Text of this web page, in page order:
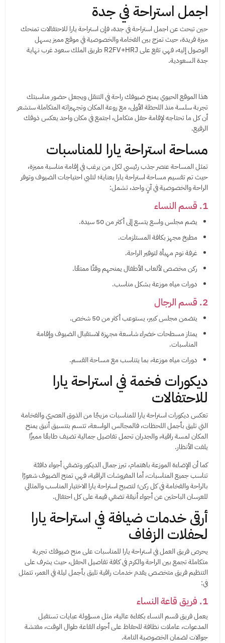
اجمل استراحة في جدة
حين تبحث عن اجمل استراحة في جدة، فإن استراحة يارا للاحتفالات تمنحك
ميزة فريدة، حيث تمزج بين الفخامة والخصوصية في موقع مميز يسهل
الوصول إليه، فهي تقع على R2FV+HRJ طريق الملك سعود غرب نهاية
جدة السعودية.
هذا الموقع الحيوي يمنح ضيوفك راحة في التنقل ويجعل حضور مناسبتك
تجربة سلسة منذ اللحظة الأولى، مع روعة المكان وتجهيزاته المتكاملة ستشعر
أن كل ما تحتاجه لإقامة حفل متكامل، اجتمع في مكان واحد يعكس ذوقك
الرفيع.
مساحة استراحة يارا للمناسبات
تمثل المساحة عنصر جذب رئيسي لكل من يرغب في إقامة مناسبة مميزة،
حيث تم تقسيم مساحة استراحة يارا بعناية؛ لتلبي احتياجات الضيوف وتوفر
الراحة والخصوصية في آنٍ واحد، تشمل:
1. قسم النساء
يضم مجلس واسع يتسع إلى أكثر من 50 سيدة.
مطبخ مجهز بكافة المستلزمات.
غرفة نوم مهيأة لتوفير الراحة.
ركن مخصص لألعاب الأطفال يمنحهم وقتًا ممتعًا.
دورات مياه موزعة بشكل مناسب.
2. قسم الرجال
يتضمن مجلس كبير، يستوعب أكثر من 50 شخص.
يمتاز مسطحات خضراء شاسعة مجهزة لاستقبال الضيوف وإقامة
المناسبات.
دورات مياه موزعة، بما يتناسب مع مساحة القسم.
ديكورات فخمة في استراحة يارا
للاحتفالات
تعكس ديكورات استراحة يارا للمناسبات مزيجًا من الذوق العصري والفخامة
التي تليق بأجمل اللحظات، فالمجالس الواسعة، تتسم بتنسيق أنيق يمنح
المكان لمسة راقية، والجدران تحمل تفاصيل جمالية تضيف طابعًا مميزًا
يلفت الأنظار.
كما أن الإضاءة الموزعة باهتمام، تبرز جمال الديكور وتضفي أجواء دافئة
تناسب جميع المناسبات، أما المفروشات الراقية، فهي تمنح الضيوف شعورًا
بالراحة والفخامة في كل ركن؛ لتصبح استراحة يارا الاختيار المناسب والمثالي
للعرسان الباحثين عن أجواء أنيقة تضفي قيمة على كل احتفال.
أرقى خدمات ضيافة في استراحة يارا
لحفلات الزفاف
يحرص فريق العمل في استراحة يارا للمناسبات على منح ضيوفك تجربة
متكاملة تجمع بين الراحة والكرم في كافة تفاصيل الحفل، حيث يشرف على
التنظيم فريق متخصص يقدم خدمات راقية تليق بأجمل ليلة في العمر، تتمثل
في:
1. فريق قاعة النساء
يعمل فريق قسم النساء بكفاءة عالية، مثل مسؤولة عبايات تستقبل
المدعوات، عاملات نظافة للحفاظ على أجواء القاعة طوال الوقت، مفتشة
جوالات لضمان الخصوصية التامة.